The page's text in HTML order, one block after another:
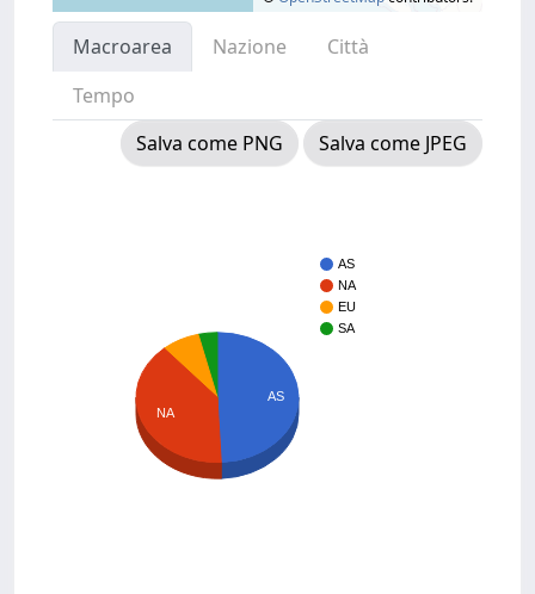
Macroarea Nazione
Città
Tempo
Salva come PNG
Salva come JPEG
AS
NA
EU
SA
AS
NA